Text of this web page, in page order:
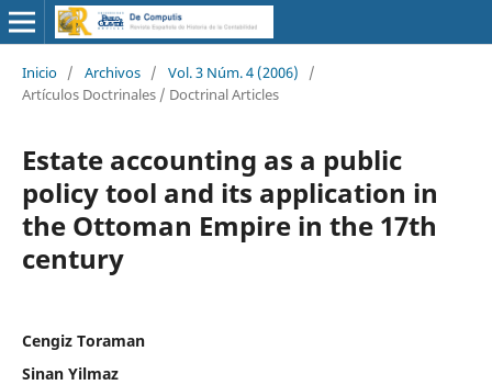
Inicio / Archivos / Vol. 3 Núm. 4 (2006)
/
Artículos Doctrinales / Doctrinal Articles
Estate accounting as a public
policy tool and its application in
the Ottoman Empire in the 17th
century
Cengiz Toraman
Sinan Yilmaz